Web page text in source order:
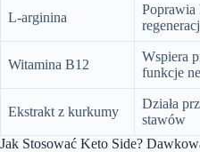
L-arginina
Poprawia
Witamina B12
Wspiera
funkcje
Ekstrakt z kurkumy
Działa
stawów
Jak Stosować Keto Side?